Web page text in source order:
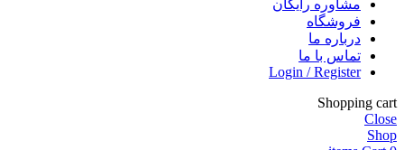
مشاوره رایگان
فروشگاه
درباره ما
تماس با ما
Login / Register
Shopping cart
Close
Shop